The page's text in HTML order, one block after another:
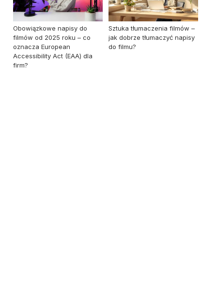
Obowiązkowe napisy do
filmów od 2025 roku – co
oznacza European
Accessibility Act (EAA) dla
firm?
Sztuka tłumaczenia filmów –
jak dobrze tłumaczyć napisy
do filmu?